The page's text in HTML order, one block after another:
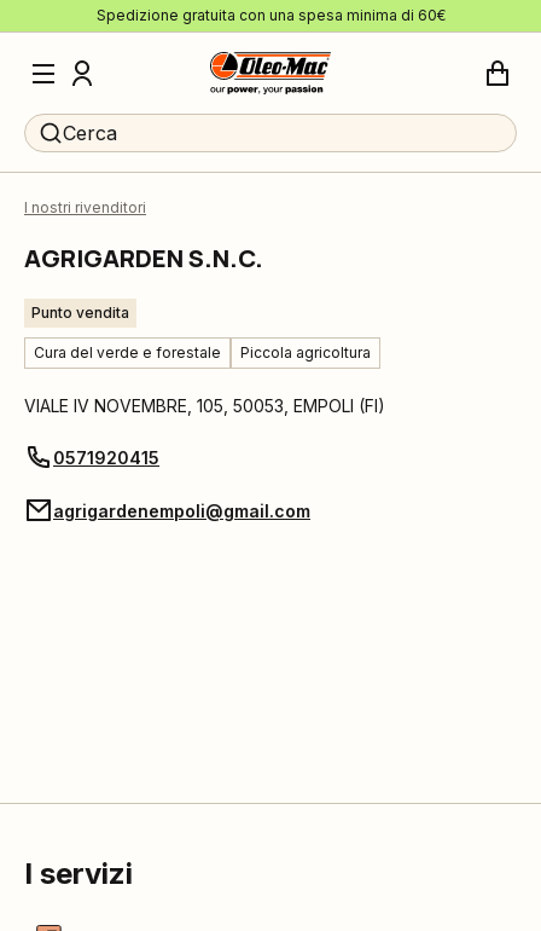
Spedizione gratuita con una spesa minima di 60€
Cerca
I nostri rivenditori
AGRIGARDEN S.N.C.
Punto vendita
Cura del verde e forestale Piccola agricoltura
VIALE IV NOVEMBRE, 105 50053 EMPOLI (FI)
0571920415
agrigardenempoli@gmail.com
I servizi